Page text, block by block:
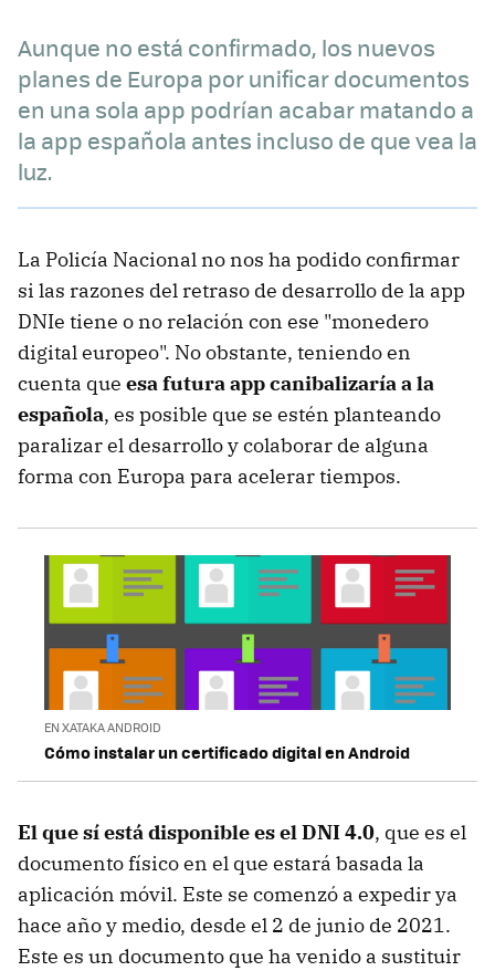
Aunque no está confirmado, los nuevos
planes de Europa por unificar documentos
en una sola app podrían acabar matando a
la app española antes incluso de que vea la
luz.
La Policía Nacional no nos ha podido confirmar
si las razones del retraso de desarrollo de la app
DNIe tiene o no relación con ese "monedero
digital europeo". No obstante, teniendo en
cuenta que esa futura app canibalizaría a la
española, es posible que se estén planteando
paralizar el desarrollo y colaborar de alguna
forma con Europa para acelerar tiempos.
EN XATAKA ANDROID
Cómo instalar un certificado digital en Android
El que sí está disponible es el DNI 4.0, que es el
documento físico en el que estará basada la
aplicación móvil. Este se comenzó a expedir ya
hace año y medio, desde el 2 de junio de 2021.
Este es un documento que ha venido a sustituir